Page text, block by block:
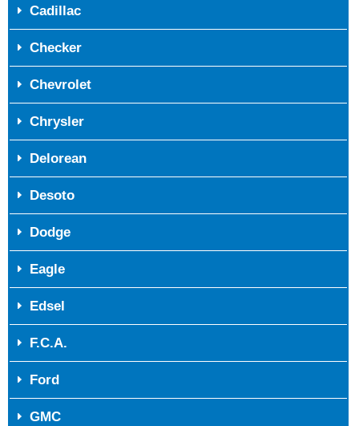
Cadillac
Checker
Chevrolet
Chrysler
Delorean
Desoto
Dodge
Eagle
Edsel
F.C.A.
Ford
GMC